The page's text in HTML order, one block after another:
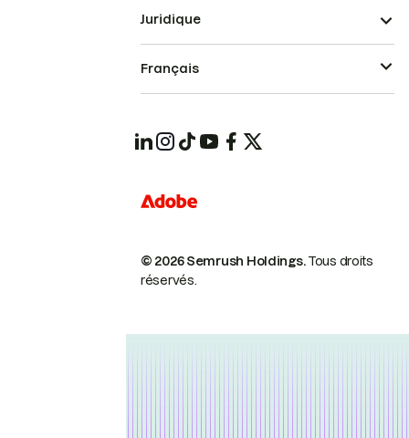
© 2026 Semrush Holdings.Tous droits
réservés.
Juridique
Français